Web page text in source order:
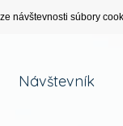
návštevnosti súbory
Návštevník